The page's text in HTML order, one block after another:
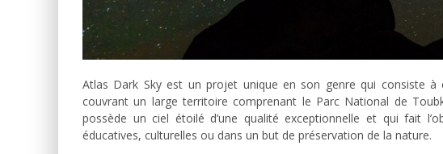
Atlas Dark Sky est un projet unique en son genre qui consiste
couvrant un large territoire comprenant le Parc National de
possède un ciel étoilé d’une qualité exceptionnelle et qui fait
éducatives, culturelles ou dans un but de préservation de la nature.